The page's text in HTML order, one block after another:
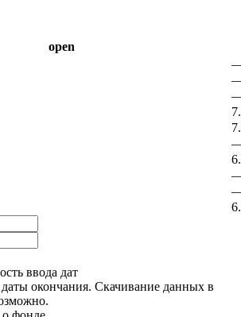
open
ввода дат
окончания. Скачивание данных в